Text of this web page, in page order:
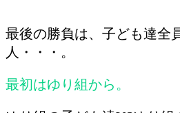
最後の勝負は、子ども達全
人・・・。
最初はゆり組から。